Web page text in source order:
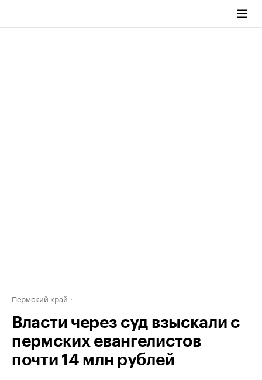
Пермский край
Власти через суд взыскали с
пермских евангелистов
почти 14 млн рублей